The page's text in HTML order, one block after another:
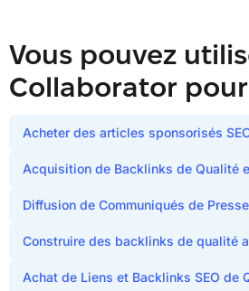
Vous pouvez
Collaborator pour
Acheter des articles sponsorisés
Acquisition de Backlinks de Qualité
Diffusion de Communiqués de Presse
Construire des backlinks de qualité
Achat de Liens et Backlinks SEO de